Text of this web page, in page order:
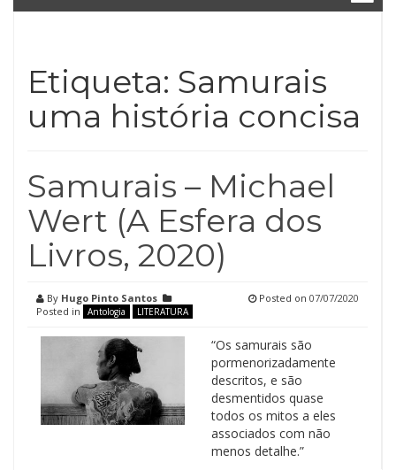
Etiqueta: Samurais
uma história concisa
Samurais – Michael
Wert (A Esfera dos
Livros, 2020)
By Hugo Pinto Santos
Posted in
Antologia LITERATURA
Posted on 07/07/2020
“Os samurais são
pormenorizadamente
descritos, e são
desmentidos quase
todos os mitos a eles
associados com não
menos detalhe.”